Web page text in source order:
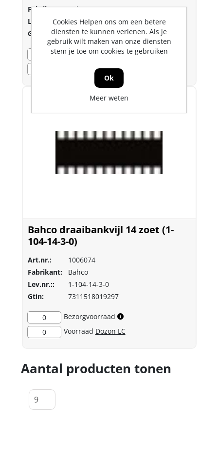
Fabrikant:
Bahco
Lev.nr.::
1-104-12-3-0
Gtin:
7311518019273
Bezorgvoorraad
Dozon LC
Bahco draaibankvijl 14 zoet (1-
104-14-3-0)
Art.nr.:
1006074
Fabrikant:
Bahco
Lev.nr.::
1-104-14-3-0
Gtin:
7311518019297
0
Bezorgvoorraad
0
Voorraad Dozon LC
Aantal producten tonen
Cookies Helpen ons om een betere
diensten te kunnen verlenen. Als je
gebruik wilt maken van onze diensten
stem je toe om cookies te gebruiken
Ok
Meer weten